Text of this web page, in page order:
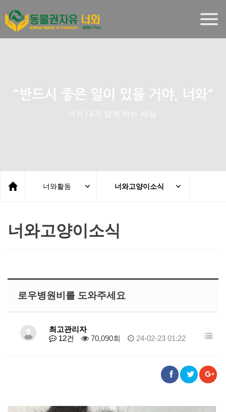
"반드시 좋은 일이 있을 거야, 너와"
너와 내가 함께 하는 세상
너와활동 너와고양이소식
너와고양이소식
로우병원비를 도와주세요
최고관리자
12건
70,090회 24-02-23 01:22